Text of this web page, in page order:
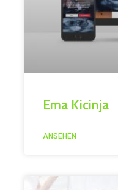
Ema Kicinja
ANSEHEN